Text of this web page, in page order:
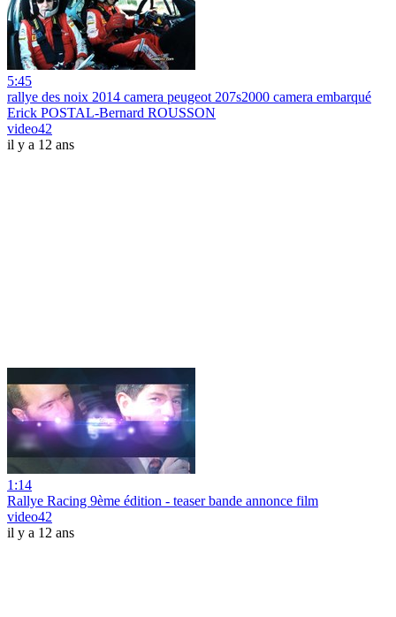
5:45
rallye des noix 2014 camera peugeot 207s2000 camera embarqué
Erick POSTAL-Bernard ROUSSON
video42
il y a 12 ans
1:14
Rallye Racing 9ème édition - teaser bande annonce film
video42
il y a 12 ans